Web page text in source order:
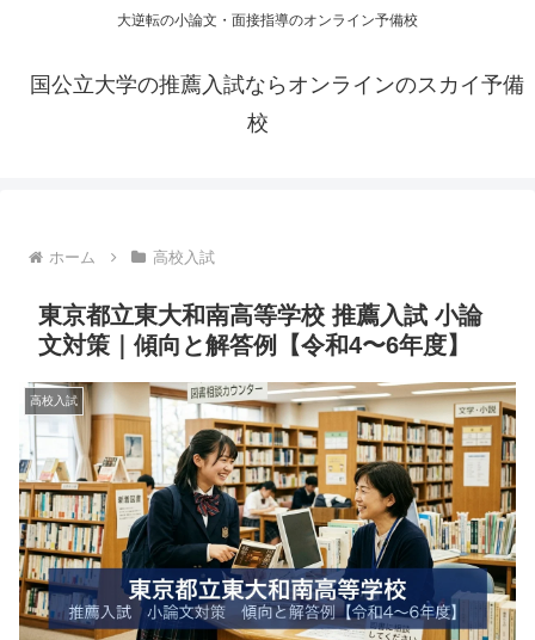
大逆転の小論文・面接指導のオンライン予備校
国公立大学の推薦入試ならオンラインのスカイ予備
校
ホーム 高校入試
東京都立東大和南高等学校 推薦入試 小論
文対策｜傾向と解答例【令和4〜6年度】
高校入試